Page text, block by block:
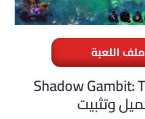
اللعبة
Shadow Gambit:
وتثبيت